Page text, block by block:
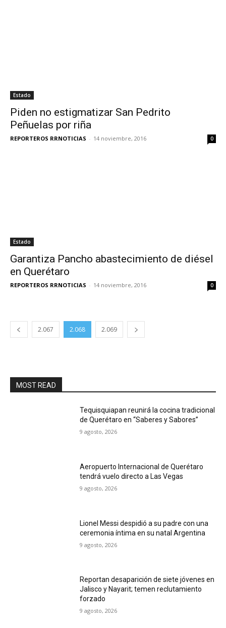
Estado
Piden no estigmatizar San Pedrito
Peñuelas por riña
REPORTEROS RRNOTICIAS - 14 noviembre, 2016 0
Estado
Garantiza Pancho abastecimiento de diésel
en Querétaro
REPORTEROS RRNOTICIAS - 14 noviembre, 2016 0
2.067 2.068 2.069
MOST READ
Tequisquiapan reunirá la cocina tradicional
de Querétaro en “Saberes y Sabores”
9 agosto, 2026
Aeropuerto Internacional de Querétaro
tendrá vuelo directo a Las Vegas
9 agosto, 2026
Lionel Messi despidió a su padre con una
ceremonia íntima en su natal Argentina
9 agosto, 2026
Reportan desaparición de siete jóvenes en
Jalisco y Nayarit; temen reclutamiento
forzado
9 agosto, 2026